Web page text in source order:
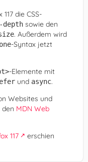
die CSS-
depth sowie den
. Außerdem wird
-Syntax jetzt
-Elemente mit
und async.
Websites und
MDN Web
117
erschien